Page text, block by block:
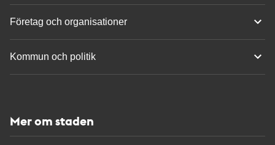
Företag och organisationer
Kommun och politik
Mer om staden